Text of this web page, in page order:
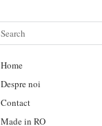
Home
Despre noi
Contact
Made in RO